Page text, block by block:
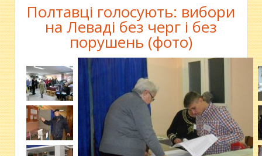
Полтавці голосують: вибори
на Леваді без черг і без
порушень (фото)